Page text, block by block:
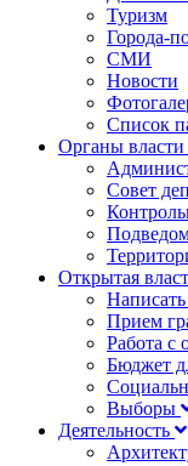
Туризм
Города-
СМИ
Новости
Список
Органы власти
Совет
Открытая
Прием
Работа с
Бюджет
Выборы
Деятельность